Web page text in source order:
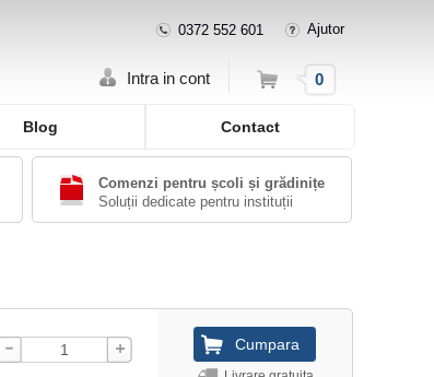
0372 552 601 Ajutor
Intra in cont Cos 0
Blog Contact
Comenzi pentru școli și grădinițe
Soluții dedicate pentru instituții